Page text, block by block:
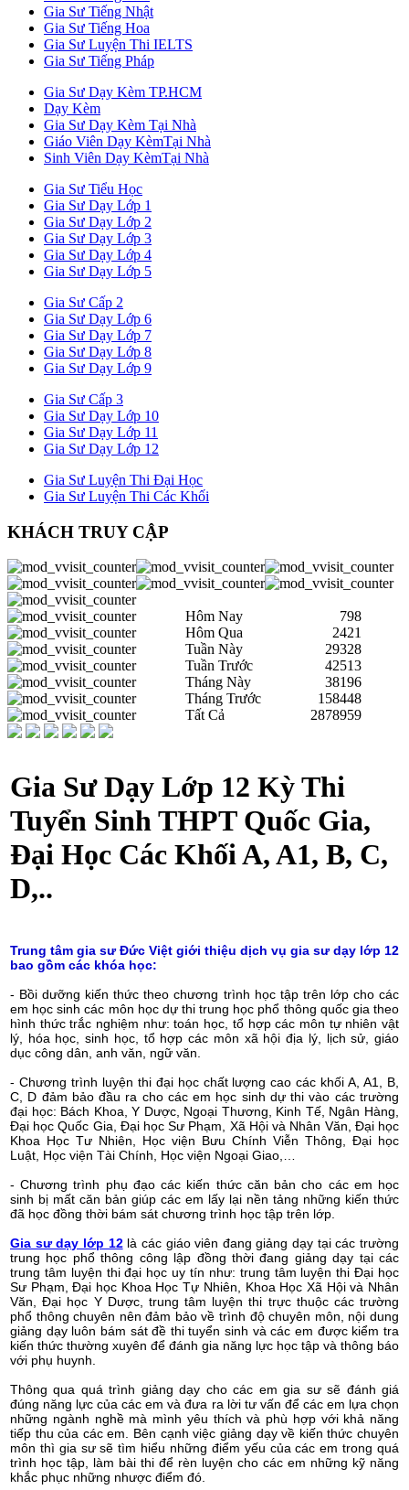
Gia Sư Tiếng Nhật
Gia Sư Tiếng Hoa
Gia Sư Luyện Thi IELTS
Gia Sư Tiếng Pháp
Gia Sư Dạy Kèm TP.HCM
Dạy Kèm
Gia Sư Dạy Kèm Tại Nhà
Giáo Viên Dạy KèmTại Nhà
Sinh Viên Dạy KèmTại Nhà
Gia Sư Tiểu Học
Gia Sư Dạy Lớp 1
Gia Sư Dạy Lớp 2
Gia Sư Dạy Lớp 3
Gia Sư Dạy Lớp 4
Gia Sư Dạy Lớp 5
Gia Sư Cấp 2
Gia Sư Dạy Lớp 6
Gia Sư Dạy Lớp 7
Gia Sư Dạy Lớp 8
Gia Sư Dạy Lớp 9
Gia Sư Cấp 3
Gia Sư Dạy Lớp 10
Gia Sư Dạy Lớp 11
Gia Sư Dạy Lớp 12
Gia Sư Luyện Thi Đại Học
Gia Sư Luyện Thi Các Khối
KHÁCH TRUY CẬP
Hôm Nay
798
Hôm Qua
2421
Tuần Này
29328
Tuần Trước
42513
Tháng Này
38196
Tháng Trước
158448
Tất Cả
2878959
Gia Sư Dạy Lớp 12 Kỳ Thi
Tuyển Sinh THPT Quốc Gia,
Đại Học Các Khối A, A1, B, C,
D,..
Trung tâm gia sư Đức Việt giới thiệu dịch vụ gia sư dạy lớp 12
bao gồm các khóa học:
- Bồi dưỡng kiến thức theo chương trình học tập trên lớp cho các
em học sinh các môn học dự thi trung học phổ thông quốc gia theo
hình thức trắc nghiệm như: toán học, tổ hợp các môn tự nhiên vật
lý, hóa học, sinh học, tổ hợp các môn xã hội địa lý, lịch sử, giáo
dục công dân, anh văn, ngữ văn.
- Chương trình luyện thi đại học chất lượng cao các khối A, A1, B,
C, D đảm bảo đầu ra cho các em học sinh dự thi vào các trường
đại học: Bách Khoa, Y Dược, Ngoại Thương, Kinh Tế, Ngân Hàng,
Đại học Quốc Gia, Đại học Sư Phạm, Xã Hội và Nhân Văn, Đại học
Khoa Học Tư Nhiên, Học viện Bưu Chính Viễn Thông, Đại học
Luật, Học viện Tài Chính, Học viện Ngoại Giao,…
- Chương trình phụ đạo các kiến thức căn bản cho các em học
sinh bị mất căn bản giúp các em lấy lại nền tảng những kiến thức
đã học đồng thời bám sát chương trình học tập trên lớp.
Gia sư dạy lớp 12là các giáo viên đang giảng dạy tại các trường
trung học phổ thông công lập đồng thời đang giảng dạy tại các
trung tâm luyện thi đại học uy tín như: trung tâm luyện thi Đại học
Sư Phạm, Đại học Khoa Học Tự Nhiên, Khoa Học Xã Hội và Nhân
Văn, Đại học Y Dược, trung tâm luyện thi trực thuộc các trường
phổ thông chuyên nên đảm bảo về trình độ chuyên môn, nội dung
giảng dạy luôn bám sát đề thi tuyển sinh và các em được kiểm tra
kiến thức thường xuyên để đánh gia năng lực học tập và thông báo
với phụ huynh.
Thông qua quá trình giảng dạy cho các em gia sư sẽ đánh giá
đúng năng lực của các em và đưa ra lời tư vấn để các em lựa chọn
những ngành nghề mà mình yêu thích và phù hợp với khả năng
tiếp thu của các em. Bên cạnh việc giảng dạy về kiến thức chuyên
môn thì gia sư sẽ tìm hiểu những điểm yếu của các em trong quá
trình học tập, làm bài thi để rèn luyện cho các em những kỹ năng
khắc phục những nhược điểm đó.